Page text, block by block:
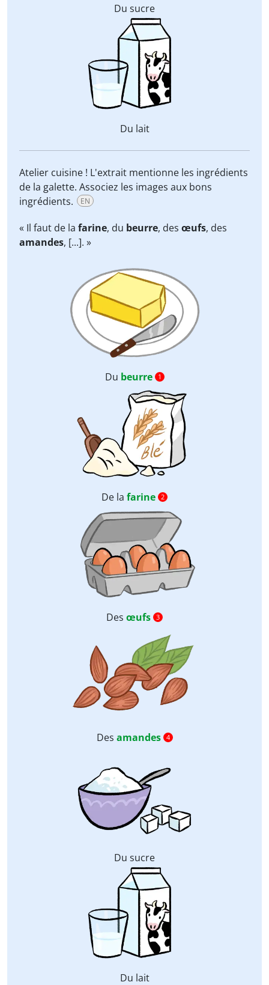
Du sucre
Du lait
Atelier cuisine ! L'extrait mentionne les ingrédients
de la galette. Associez les images aux bons
ingrédients.
EN
« Il faut de la farine, du beurre, des œufs, des
amandes, [...]. »
Du beurre 1
De la farine 2
Des œufs 3
Des amandes 4
Du sucre
Du lait